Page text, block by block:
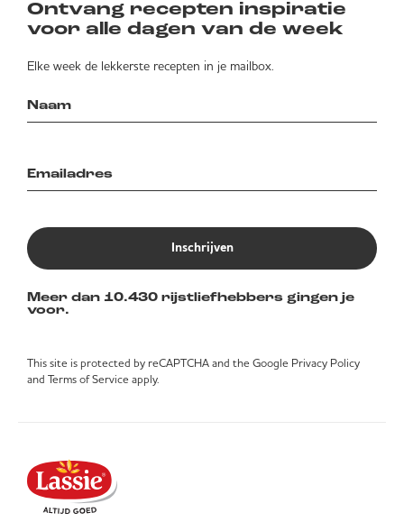
Ontvang recepten inspiratie
voor alle dagen van de week
Elke week de lekkerste recepten in je mailbox.
Inschrijven
Meer dan 10.430 rijstliefhebbers gingen je
voor.
This site is protected by reCAPTCHA and the Google Privacy Policy
and Terms of Service apply.